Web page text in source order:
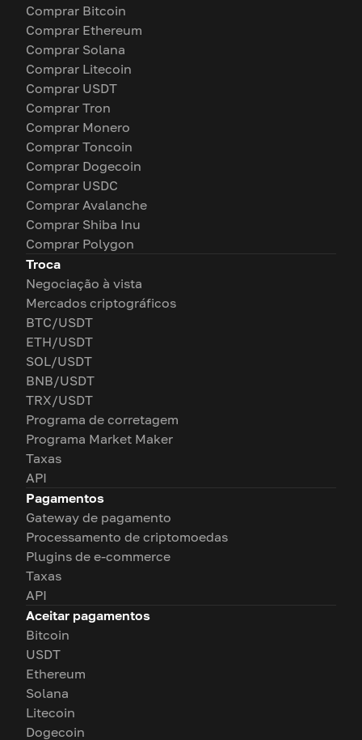
Comprar Bitcoin
Comprar Ethereum
Comprar Solana
Comprar Litecoin
Comprar USDT
Comprar Tron
Comprar Monero
Comprar Toncoin
Comprar Dogecoin
Comprar USDC
Comprar Avalanche
Comprar Shiba Inu
Comprar Polygon
Troca
Negociação à vista
Mercados criptográficos
BTC/USDT
ETH/USDT
SOL/USDT
BNB/USDT
TRX/USDT
Programa de corretagem
Programa Market Maker
Taxas
API
Pagamentos
Gateway de pagamento
Processamento de criptomoedas
Plugins de e-commerce
Taxas
API
Aceitar pagamentos
Bitcoin
USDT
Ethereum
Solana
Litecoin
Dogecoin